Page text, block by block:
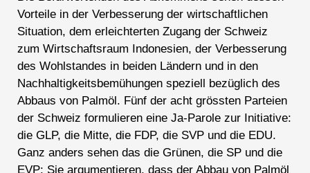
Vorteile in der Verbesserung der wirtschaftlichen
Situation, dem erleichterten Zugang der Schweiz
zum Wirtschaftsraum Indonesien, der Verbesserung
des Wohlstandes in beiden Ländern und in den
Nachhaltigkeitsbemühungen speziell bezüglich des
Abbaus von Palmöl. Fünf der acht grössten Parteien
der Schweiz formulieren eine Ja-Parole zur Initiative:
die GLP, die Mitte, die FDP, die SVP und die EDU.
Ganz anders sehen das die Grünen, die SP und die
EVP: Sie argumentieren, dass der Abbau von Palmöl